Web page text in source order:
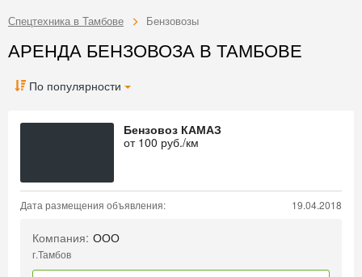
Спецтехника в Тамбове Бензовозы
АРЕНДА БЕНЗОВОЗА В ТАМБОВЕ
По популярности
Бензовоз КАМАЗ
от 100 руб./км
Дата размещения объявления: 19.04.2018
Компания: ООО
г.Тамбов